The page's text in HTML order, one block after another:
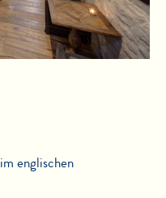
englischen